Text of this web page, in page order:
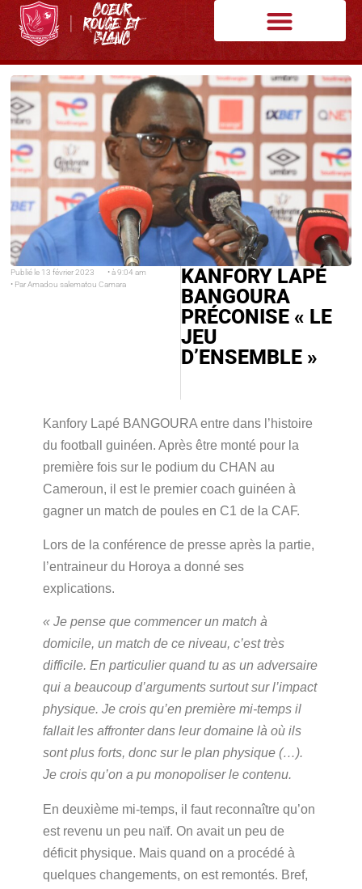
Publié le 13 février 2023 • à 9:04 am
• ParAmadou salematou Camara
KANFORY LAPÉ
BANGOURA
PRÉCONISE « LE
JEU
D’ENSEMBLE »
Kanfory Lapé BANGOURA entre dans l’histoire
du football guinéen. Après être monté pour la
première fois sur le podium du CHAN au
Cameroun, il est le premier coach guinéen à
gagner un match de poules en C1 de la CAF.
Lors de la conférence de presse après la partie,
l’entraineur du Horoya a donné ses
explications.
« Je pense que commencer un match à
domicile, un match de ce niveau, c’est très
difficile. En particulier quand tu as un adversaire
qui a beaucoup d’arguments surtout sur l’impact
physique. Je crois qu’en première mi-temps il
fallait les affronter dans leur domaine là où ils
sont plus forts, donc sur le plan physique (…).
Je crois qu’on a pu monopoliser le contenu.
En deuxième mi-temps, il faut reconnaître qu’on
est revenu un peu naïf. On avait un peu de
déficit physique. Mais quand on a procédé à
quelques changements, on est remontés. Bref,